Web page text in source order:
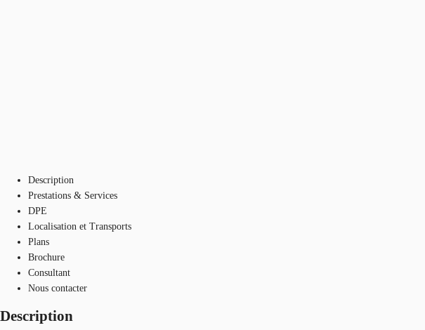
Description
Prestations & Services
DPE
Localisation et Transports
Plans
Brochure
Consultant
Nous contacter
Description